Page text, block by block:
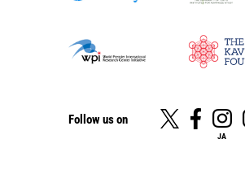
Follow us on
JA